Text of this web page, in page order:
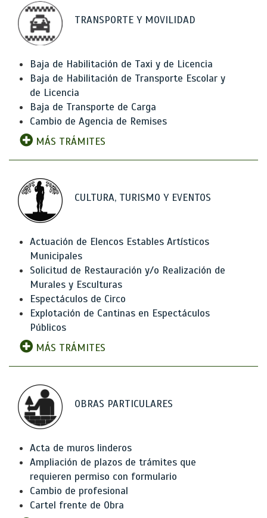
TRANSPORTE Y MOVILIDAD
Baja de Habilitación de Taxi y de Licencia
Baja de Habilitación de Transporte Escolar y
de Licencia
Baja de Transporte de Carga
Cambio de Agencia de Remises
MÁS TRÁMITES
CULTURA, TURISMO Y EVENTOS
Actuación de Elencos Estables Artísticos
Municipales
Solicitud de Restauración y/o Realización de
Murales y Esculturas
Espectáculos de Circo
Explotación de Cantinas en Espectáculos
Públicos
MÁS TRÁMITES
OBRAS PARTICULARES
Acta de muros linderos
Ampliación de plazos de trámites que
requieren permiso con formulario
Cambio de profesional
Cartel frente de Obra